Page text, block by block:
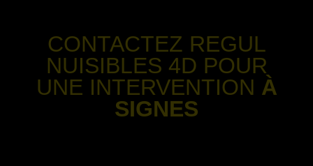
CONTACTEZ REGUL
NUISIBLES 4D POUR
UNE INTERVENTION À
SIGNES